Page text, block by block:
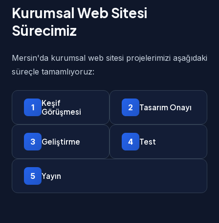
Kurumsal Web Sitesi
Sürecimiz
Mersin'da kurumsal web sitesi projelerimizi aşağıdaki
süreçle tamamlıyoruz:
1
Keşif
Görüşmesi
2 Tasarım Onayı
3 Geliştirme 4 Test
5 Yayın